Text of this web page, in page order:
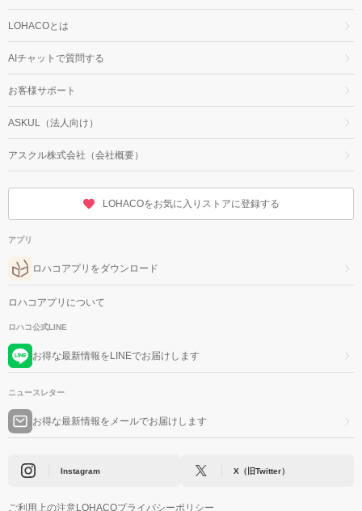
LOHACOとは
AIチャットで質問する
お客様サポート
ASKUL（法人向け）
アスクル株式会社（会社概要）
LOHACOをお気に入りストアに登録する
アプリ
ロハコアプリをダウンロード
ロハコアプリについて
ロハコ公式LINE
お得な最新情報をLINEでお届けします
ニュースレター
お得な最新情報をメールでお届けします
Instagram X（旧Twitter）
ご利用上の注意LOHACOプライバシーポリシー